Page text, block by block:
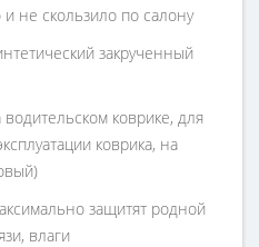
не скользило по салону
закрученный
коврике, для
коврика, на
защитят родной
влаги